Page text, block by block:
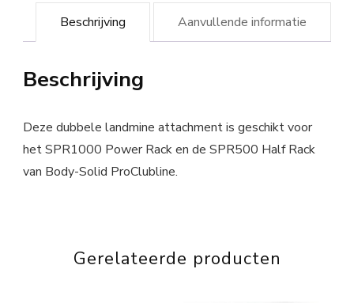
Beschrijving Aanvullende informatie
Beschrijving
Deze dubbele landmine attachment is geschikt voor
het SPR1000 Power Rack en de SPR500 Half Rack
van Body-Solid ProClubline.
Gerelateerde producten